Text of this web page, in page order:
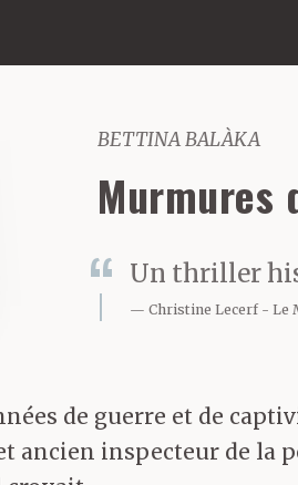
BETTINA BALÀKA
Murmures
Un thriller
Christine Lecerf Le
de guerre et de
ancien inspecteur de la